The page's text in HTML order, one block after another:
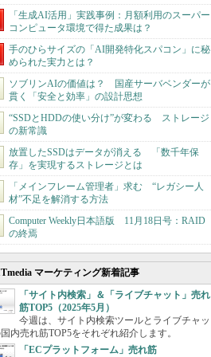
「生成AI活用」実践事例：月額利用のスーパー
コンピュータ環境で得た成果は？
手のひらサイズの「AI開発特化スパコン」に秘
められた実力とは？
ソブリンAIの価値は？ 国産サーバベンダーが
貫く「安全と効率」の設計思想
“SSDとHDDの使い分け”が変わる ストレージ
の新常識
放置したSSDはデータが消える 「数千年保
存」を実現するストレージとは
「メインフレーム管理者」求む “レガシー人
材”不足を解消する方法
Computer Weekly日本語版 11月18日号：RAID
の終焉
マーケティング新着記事
「サイト内検索」＆「ライブチャット」売れ
筋TOP5（2025年5月）
今週は、サイト内検索ツールとライブチャッ
内売れ筋TOP5をそれぞれ紹介します。
「ECプラットフォーム」売れ筋